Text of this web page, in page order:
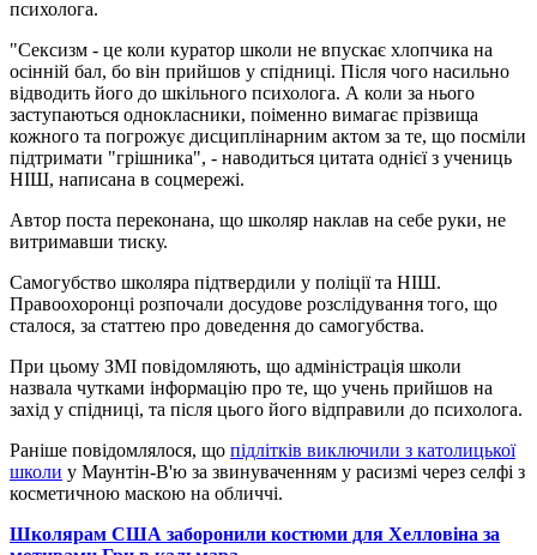
психолога.
"Сексизм - це коли куратор школи не впускає хлопчика на
осінній бал, бо він прийшов у спідниці. Після чого насильно
відводить його до шкільного психолога. А коли за нього
заступаються однокласники, поіменно вимагає прізвища
кожного та погрожує дисциплінарним актом за те, що посміли
підтримати "грішника", - наводиться цитата однієї з учениць
НІШ, написана в соцмережі.
Автор поста переконана, що школяр наклав на себе руки, не
витримавши тиску.
Самогубство школяра підтвердили у поліції та НІШ.
Правоохоронці розпочали досудове розслідування того, що
сталося, за статтею про доведення до самогубства.
При цьому ЗМІ повідомляють, що адміністрація школи
назвала чутками інформацію про те, що учень прийшов на
захід у спідниці, та після цього його відправили до психолога.
Раніше повідомлялося, що підлітків виключили з католицької
школи у Маунтін-В'ю за звинуваченням у расизмі через селфі з
косметичною маскою на обличчі.
Школярам США заборонили костюми для Хелловіна за